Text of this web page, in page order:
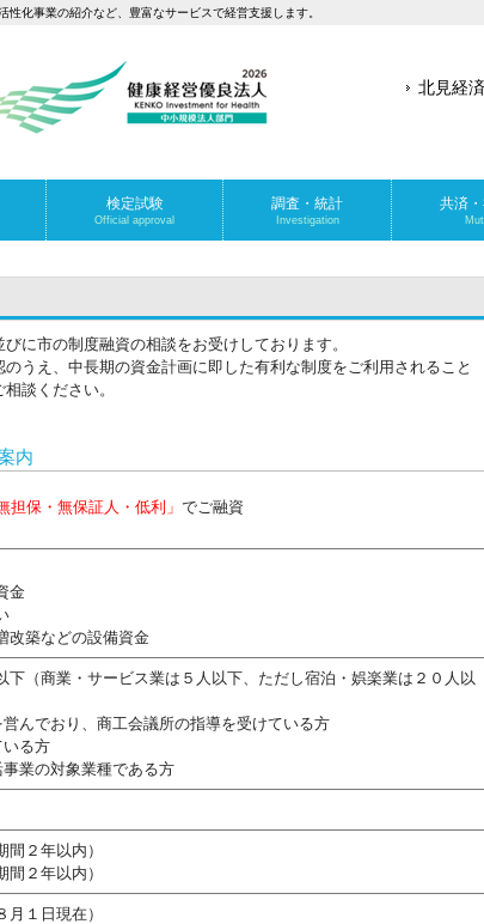
化事業の紹介など、豊富なサービスで経営支援します。
北見経
検定試験
Official approval
調査・統計
Investigation
共済
に市の制度融資の相談をお受けしております。
うえ、中長期の資金計画に即した有利な制度をご利用されること
談ください。
内
担保・無保証人・低利」 でご融資
金
改築などの設備資金
下（商業・サービス業は５人以下、ただし宿泊・娯楽業は２０人以
んでおり、商工会議所の指導を受けている方
いる方
業の対象業種である方
２年以内）
２年以内）
１日現在）